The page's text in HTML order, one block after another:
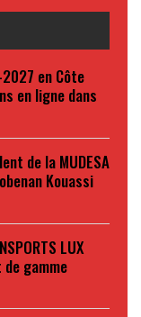
en Côte
en ligne dans
de la MUDESA
Kouassi
LUX
gamme